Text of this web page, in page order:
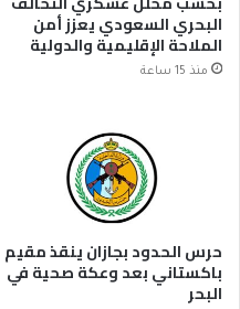
البحري السعودي يعزز أمن
الملاحة الإقليمية والدولية
منذ 15 ساعة
حرس الحدود بجازان ينقذ مقيم
باكستاني بعد وعكة صحية في
البحر